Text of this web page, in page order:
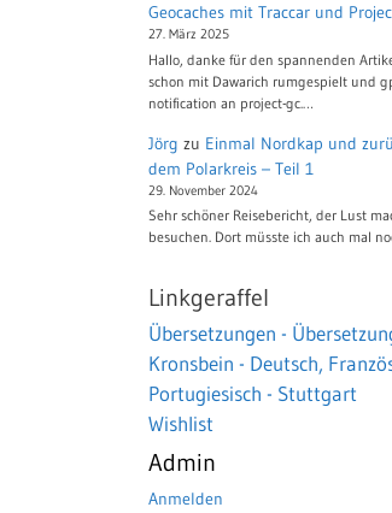
Geocaches mit Traccar und
27. März 2025
Hallo, danke für den spannenden
schon mit Dawarich rumgespielt und
notification an project-gc.…
Jörg zu Einmal Nordkap und
dem Polarkreis – Teil 1
29. November 2024
Sehr schöner Reisebericht, der Lust
besuchen. Dort müsste ich auch mal
Linkgeraffel
Übersetzungen -
Kronsbein - Deutsch,
Portugiesisch - Stuttgart
Wishlist
Admin
Anmelden